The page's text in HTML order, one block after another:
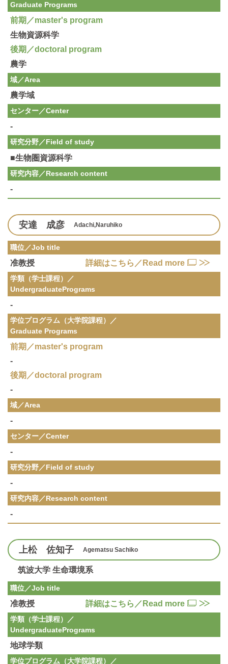
Graduate Programs
前期／master's program
生物資源科学
後期／doctoral program
農学
域／Area
農学域
センター／Center
-
研究分野／Field of study
■生物圏資源科学
研究内容／Research content
-
安達 成彦 Adachi,Naruhiko
職位／Job title
准教授 詳細はこちら／Read more
学類（学士課程）／
UndergraduatePrograms
-
学位プログラム（大学院課程）／
Graduate Programs
前期／master's program
-
後期／doctoral program
-
域／Area
-
センター／Center
-
研究分野／Field of study
-
研究内容／Research content
-
上松 佐知子 Agematsu Sachiko
筑波大学 生命環境系
職位／Job title
准教授 詳細はこちら／Read more
学類（学士課程）／
UndergraduatePrograms
地球学類
学位プログラム（大学院課程）／